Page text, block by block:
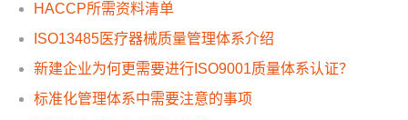
HACCP所需资料清单
ISO13485医疗器械质量管理体系介绍
新建企业为何更需要进行ISO9001质量体系认证？
标准化管理体系中需要注意的事项